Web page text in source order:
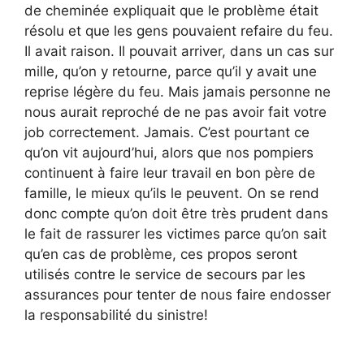
de cheminée expliquait que le problème était
résolu et que les gens pouvaient refaire du feu.
Il avait raison. Il pouvait arriver, dans un cas sur
mille, qu’on y retourne, parce qu’il y avait une
reprise légère du feu. Mais jamais personne ne
nous aurait reproché de ne pas avoir fait votre
job correctement. Jamais. C’est pourtant ce
qu’on vit aujourd’hui, alors que nos pompiers
continuent à faire leur travail en bon père de
famille, le mieux qu’ils le peuvent. On se rend
donc compte qu’on doit être très prudent dans
le fait de rassurer les victimes parce qu’on sait
qu’en cas de problème, ces propos seront
utilisés contre le service de secours par les
assurances pour tenter de nous faire endosser
la responsabilité du sinistre!